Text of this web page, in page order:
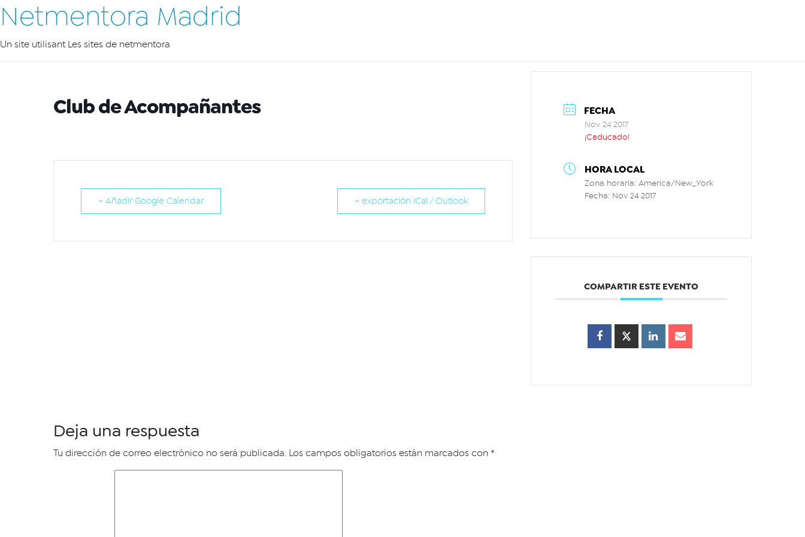
Netmentora Madrid
Un site utilisant Les sites de netmentora
Club de Acompañantes
+ Añadir Google Calendar + exportación iCal / Outlook
FECHA
Nov 24 2017
¡Caducado!
HORA LOCAL
Zona horaria:America/New_York
Fecha: Nov 24 2017
COMPARTIR ESTE EVENTO
Deja una respuesta
Tu dirección de correo electrónico no será publicada. Los campos obligatorios están marcados con *